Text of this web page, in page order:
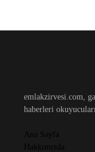
emlakzirvesi.com,
haberleri
Ana Sayfa
Hakkımızda